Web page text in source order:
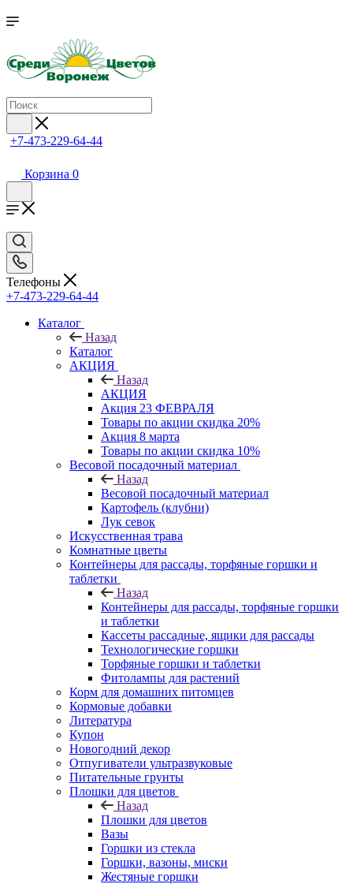
+7-473-229-64-44
Корзина 0
Телефоны
+7-473-229-64-44
Каталог
Назад
Каталог
АКЦИЯ
Назад
АКЦИЯ
Акция 23 ФЕВРАЛЯ
Товары по акции скидка 20%
Акция 8 марта
Товары по акции скидка 10%
Весовой посадочный материал
Назад
Весовой посадочный материал
Картофель (клубни)
Лук севок
Искусственная трава
Комнатные цветы
Контейнеры для рассады, торфяные горшки и
таблетки
Назад
Контейнеры для рассады, торфяные горшки
и таблетки
Кассеты рассадные, ящики для рассады
Технологические горшки
Торфяные горшки и таблетки
Фитолампы для растений
Корм для домашних питомцев
Кормовые добавки
Литература
Купон
Новогодний декор
Отпугиватели ультразвуковые
Питательные грунты
Плошки для цветов
Назад
Плошки для цветов
Вазы
Горшки из стекла
Горшки, вазоны, миски
Жестяные горшки